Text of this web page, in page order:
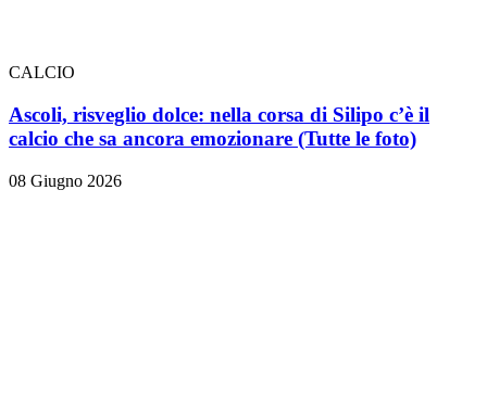
CALCIO
Ascoli, risveglio dolce: nella corsa di Silipo c’è il
calcio che sa ancora emozionare (Tutte le foto)
08 Giugno 2026